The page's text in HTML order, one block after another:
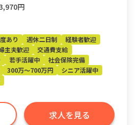
円
求人を見る
あり 週休二日制
経験者歓迎
主夫歓迎
交通費支給
若手活躍中
社会保険完備
300万～700万円
シニア活躍中